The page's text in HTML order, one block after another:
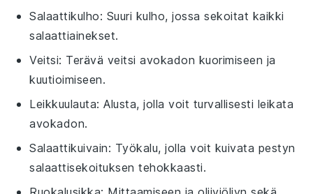
Salaattikulho: Suuri kulho, jossa sekoitat kaikki
salaattiainekset.
Veitsi: Terävä veitsi avokadon kuorimiseen ja
kuutioimiseen.
Leikkuulauta: Alusta, jolla voit turvallisesti leikata
avokadon.
Salaattikuivain: Työkalu, jolla voit kuivata pestyn
salaattisekoituksen tehokkaasti.